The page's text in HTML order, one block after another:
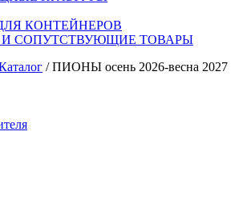
КОНТЕЙНЕРОВ
И СОПУТСТВУЮЩИЕ ТОВАРЫ
/ПИОНЫ осень 2026-весна 2027